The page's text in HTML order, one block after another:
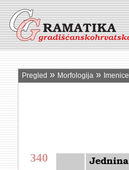
Pregled » Morfologija » Imenice
340
Jednina